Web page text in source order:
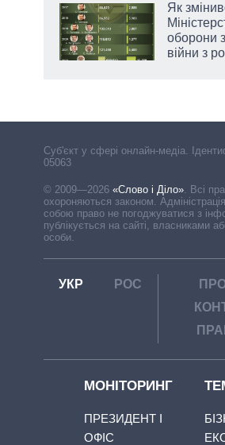
Як
оборони
війни з
Cуб'єкт у сфері онлайн-медіа.
05063
© 2009—2026 «Слово і Діло». Всі
охороняються законом.
собою право не погоджуватися з
публікується на сайті, власниками
особи.
УКР РОС
МОНІТОРИНГ
ПРЕЗИДЕНТ І
ОФІС